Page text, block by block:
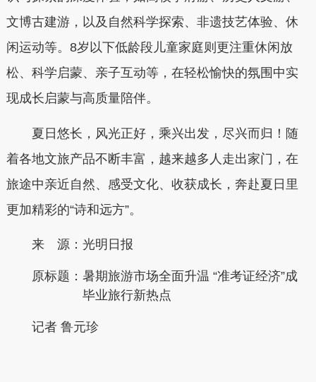
文博古建游，以及自然科学探索、非遗技艺体验、休
闲运动等。8岁以下低龄段儿童家庭则更注重休闲放
松、科学启蒙、亲子互动等，在轻松愉快的氛围中实
现成长启蒙与高质量陪伴。
夏日悠长，风光正好，乘兴出发，尽兴而归！随
着各地文旅产品不断丰富，越来越多人走出家门，在
旅途中亲近自然、感受文化、收获成长，奔赴夏日里
更加精彩的“诗和远方”。
来 源：光明日报
原标题： 暑期旅游市场全面升温 “准考证经济”成
毕业旅行新热点
记者 鲁元珍